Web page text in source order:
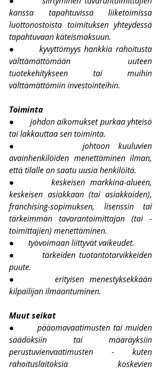
kanssa tapahtuvissa liiketoimissa
luottonostoista toimituksen yhteydessä
tapahtuvaan käteismaksuun.
● kyvyttömyys hankkia rahoitusta
välttämättömään uuteen
tuotekehitykseen tai muihin
välttämättömiin investointeihin.
Toiminta
● johdon aikomukset purkaa yhteisö
tai lakkauttaa sen toiminta.
● johtoon kuuluvien
avainhenkilöiden menettäminen ilman,
että tilalle on saatu uusia henkilöitä.
● keskeisen markkina-alueen,
keskeisen asiakkaan (tai asiakkaiden),
franchising-sopimuksen, lisenssin tai
tärkeimmän tavarantoimittajan (tai -
toimittajien) menettäminen.
● työvoimaan liittyvät vaikeudet.
● tärkeiden tuotantotarvikkeiden
puute.
● erityisen menestyksekkään
kilpailijan ilmaantuminen.
Muut seikat
● pääomavaatimusten tai muiden
säädöksiin tai määräyksiin
perustuvienvaatimusten - kuten
rahoituslaitoksia koskevien